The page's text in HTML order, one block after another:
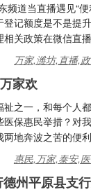
频道当直播遇见“
登记额度是不是
关政策在微信直
万家,潍坊,直播,
家欢
之一，和每个人
保惠民举措？对
地奔波之苦的便
惠民,万家,泰安,
州平原县支